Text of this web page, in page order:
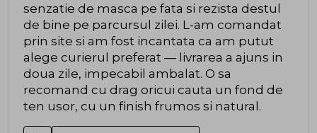
senzatie de masca pe fata si rezista destul
de bine pe parcursul zilei. L-am comandat
prin site si am fost incantata ca am putut
alege curierul preferat — livrarea a ajuns in
doua zile, impecabil ambalat. O sa
recomand cu drag oricui cauta un fond de
ten usor, cu un finish frumos si natural.